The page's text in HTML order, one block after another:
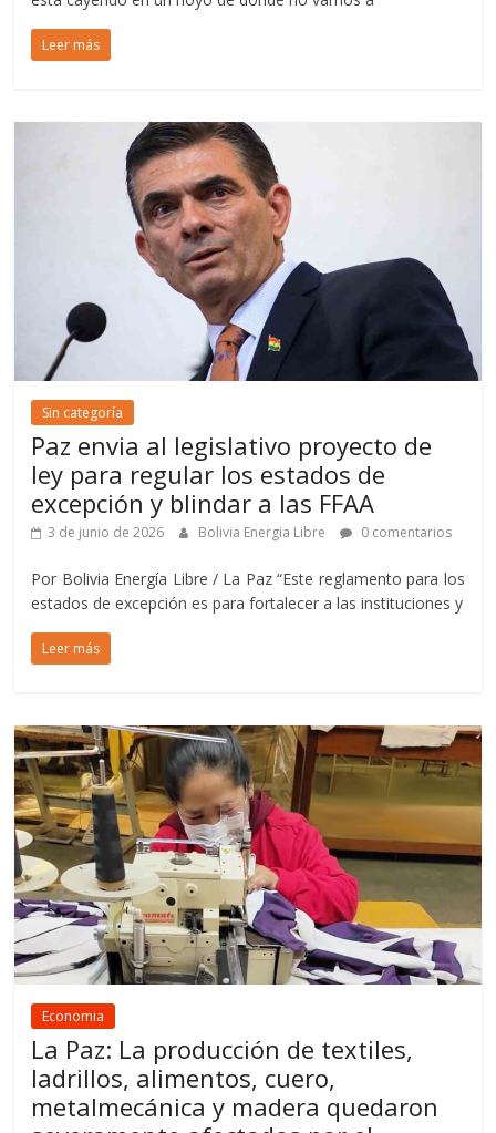
Leer más
Sin categoría
Paz envia al legislativo proyecto de
ley para regular los estados de
excepción y blindar a las FFAA
3 de junio de 2026 Bolivia Energia Libre 0 comentarios
Por Bolivia Energía Libre / La Paz “Este reglamento para los
estados de excepción es para fortalecer a las instituciones y
Leer más
Economia
La Paz: La producción de textiles,
ladrillos, alimentos, cuero,
metalmecánica y madera quedaron